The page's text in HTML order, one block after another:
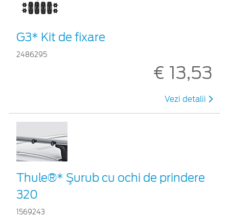
G3* Kit de fixare
2486295
€ 13,53
Vezi detalii
Thule®* Şurub cu ochi de prindere
320
1569243